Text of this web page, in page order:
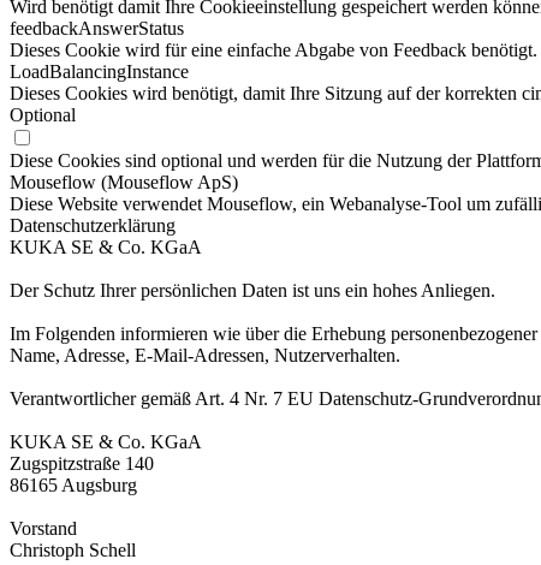
Wird benötigt damit Ihre Cookieeinstellung gespeichert werden
feedbackAnswerStatus
Dieses Cookie wird für eine einfache Abgabe von Feedback benötigt.
LoadBalancingInstance
Dieses Cookies wird benötigt, damit Ihre Sitzung auf der korrekten
Optional
Diese Cookies sind optional und werden für die Nutzung der
Mouseflow (Mouseflow ApS)
Diese Website verwendet Mouseflow, ein Webanalyse-Tool um
Datenschutzerklärung
KUKA SE & Co. KGaA
Der Schutz Ihrer persönlichen Daten ist uns ein hohes Anliegen.
Im Folgenden informieren wie über die Erhebung
Name, Adresse, E-Mail-Adressen, Nutzerverhalten.
Verantwortlicher gemäß Art. 4 Nr. 7 EU Datenschutz-
KUKA SE & Co. KGaA
Zugspitzstraße 140
86165 Augsburg
Vorstand
Christoph Schell